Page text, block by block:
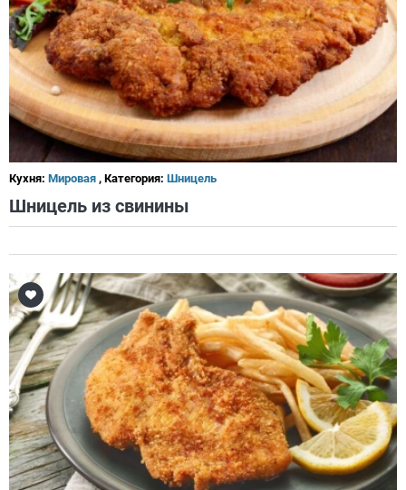
Кухня: Мировая , Категория: Шницель
Шницель из свинины